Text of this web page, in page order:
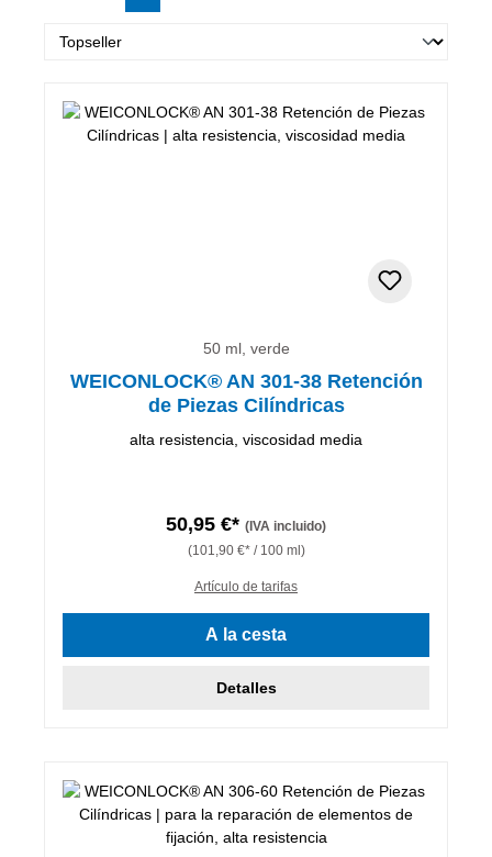
50 ml, verde
WEICONLOCK® AN 301-38 Retención
de Piezas Cilíndricas
alta resistencia, viscosidad media
50,95 €* (IVA incluido)
(101,90 €* / 100 ml)
Artículo de tarifas
A la cesta
Detalles